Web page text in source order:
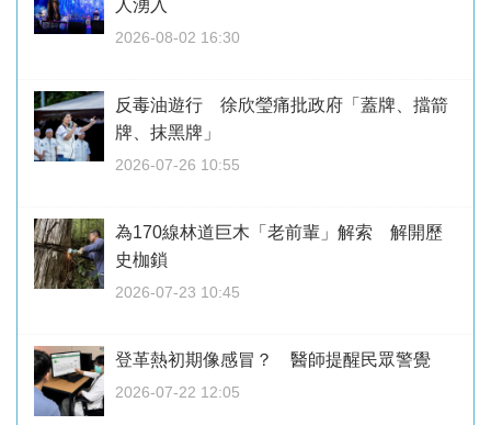
人湧入
2026-08-02 16:30
反毒油遊行 徐欣瑩痛批政府「蓋牌、擋箭
牌、抹黑牌」
2026-07-26 10:55
為170線林道巨木「老前輩」解索 解開歷
史枷鎖
2026-07-23 10:45
登革熱初期像感冒？ 醫師提醒民眾警覺
2026-07-22 12:05